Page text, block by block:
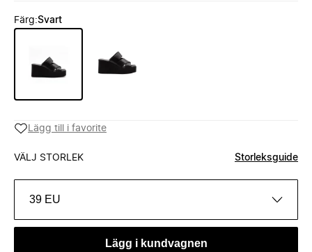
Färg:Svart
Lägg till i favorite
VÄLJ STORLEK Storleksguide
39 EU
Lägg i kundvagnen